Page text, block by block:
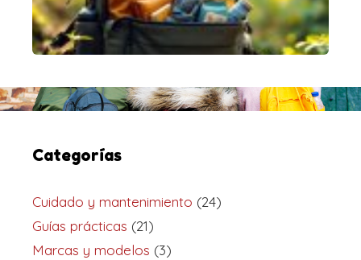
Categorías
Cuidado y mantenimiento (24)
Guías prácticas (21)
Marcas y modelos (3)